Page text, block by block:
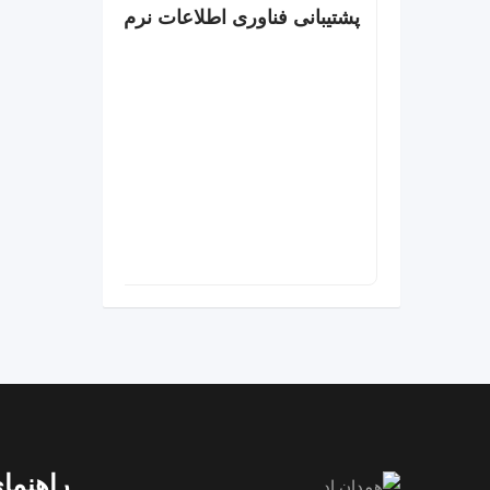
پشتیبانی فناوری اطلاعات نرم افزار و سخت